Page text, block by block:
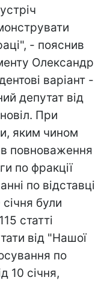
- пояснив
Олександр
варіант -
депутат від
При
яким чином
повноваження
по фракції
по відставці
були
статті
від "Нашої
по
10 січня,